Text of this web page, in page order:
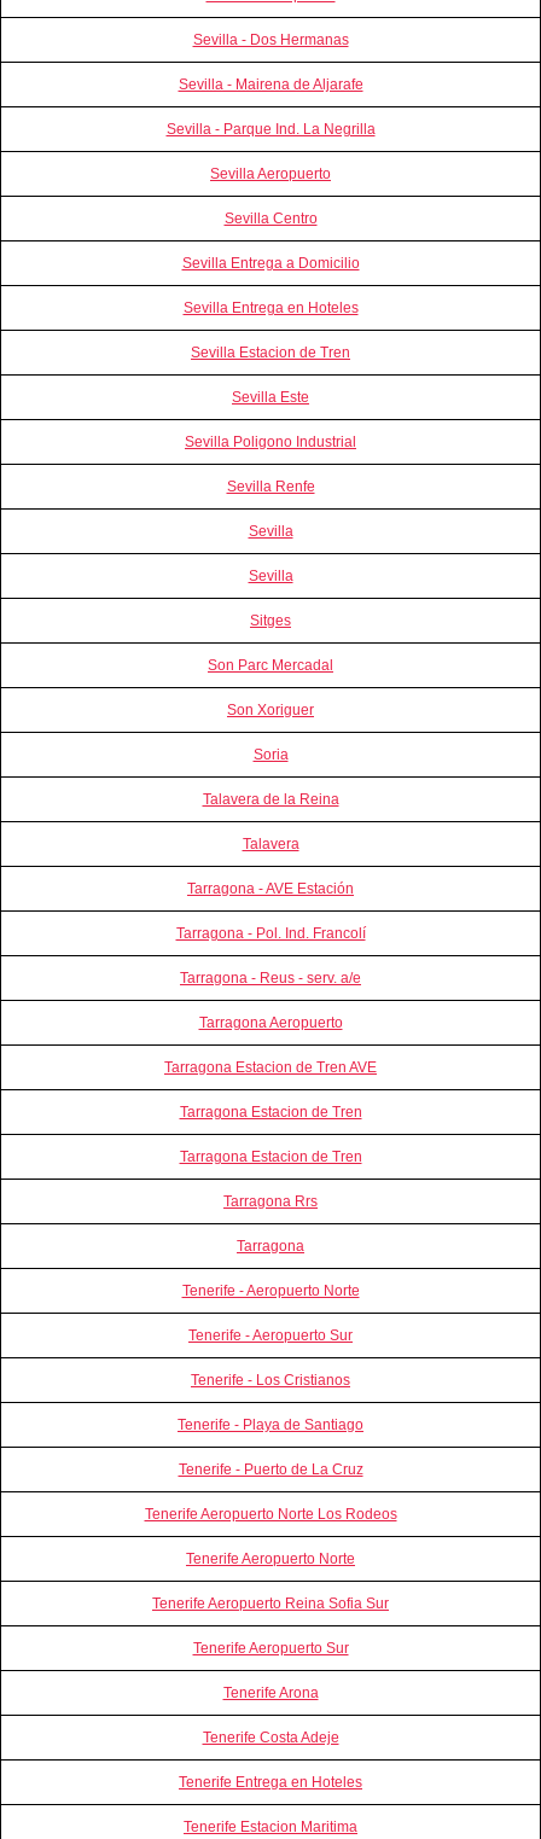
Sevilla - Dos Hermanas
Sevilla - Mairena de Aljarafe
Sevilla - Parque Ind. La Negrilla
Sevilla Aeropuerto
Sevilla Centro
Sevilla Entrega a Domicilio
Sevilla Entrega en Hoteles
Sevilla Estacion de Tren
Sevilla Este
Sevilla Poligono Industrial
Sevilla Renfe
Sevilla
Sevilla
Sitges
Son Parc Mercadal
Son Xoriguer
Soria
Talavera de la Reina
Talavera
Tarragona - AVE Estación
Tarragona - Pol. Ind. Francolí
Tarragona - Reus - serv. a/e
Tarragona Aeropuerto
Tarragona Estacion de Tren AVE
Tarragona Estacion de Tren
Tarragona Estacion de Tren
Tarragona Rrs
Tarragona
Tenerife - Aeropuerto Norte
Tenerife - Aeropuerto Sur
Tenerife - Los Cristianos
Tenerife - Playa de Santiago
Tenerife - Puerto de La Cruz
Tenerife Aeropuerto Norte Los Rodeos
Tenerife Aeropuerto Norte
Tenerife Aeropuerto Reina Sofia Sur
Tenerife Aeropuerto Sur
Tenerife Arona
Tenerife Costa Adeje
Tenerife Entrega en Hoteles
Tenerife Estacion Maritima